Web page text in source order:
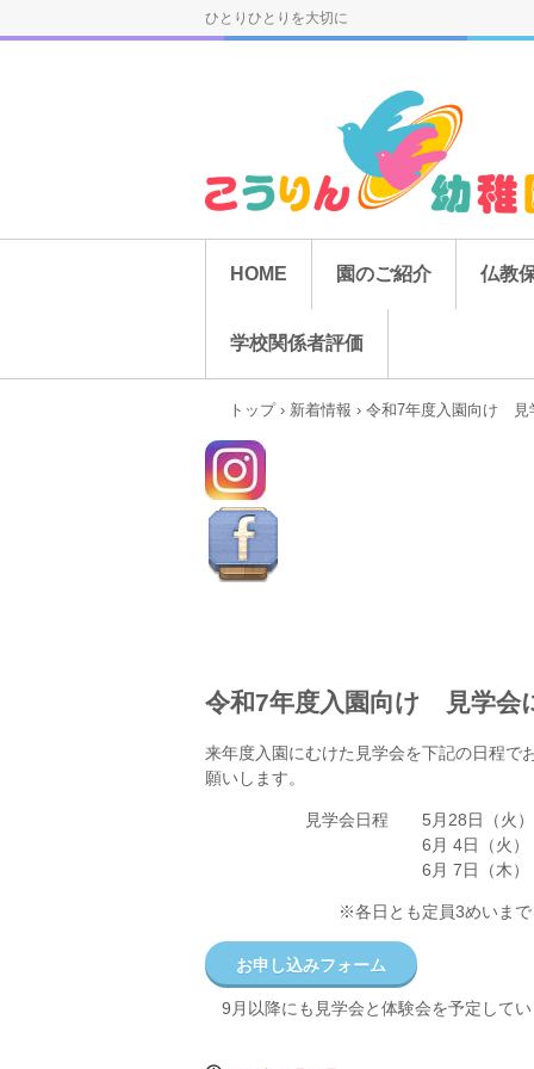
ひとりひとりを大切に
HOME 園のご紹介 仏教
学校関係者評価
トップ › 新着情報 › 令和7年度入園向け 見
令和7年度入園向け 見学会
来年度入園にむけた見学会を下記の日程で
願いします。
見学会日程 5月28日（火）
6月 4日（火）
6月 7日（木）
※各日とも定員3めいまでとな
お申し込みフォーム
9月以降にも見学会と体験会を予定してい